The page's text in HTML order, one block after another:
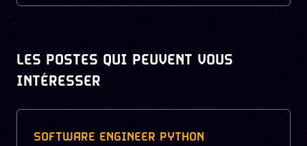
LES POSTES QUI PEUVENT VOUS
INTÉRESSER
SOFTWARE ENGINEER PYTHON